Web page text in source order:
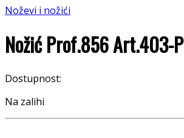
Noževi i nožići
Nožić Prof.856 Art.403-P
Dostupnost:
Na zalihi